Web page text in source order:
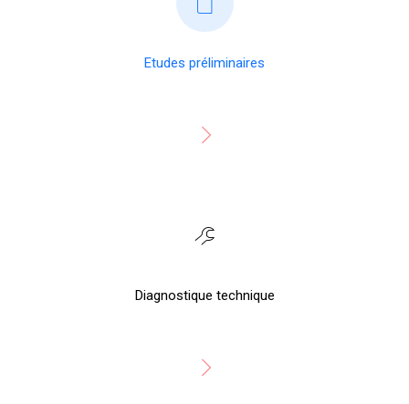
Etudes préliminaires
Diagnostique technique